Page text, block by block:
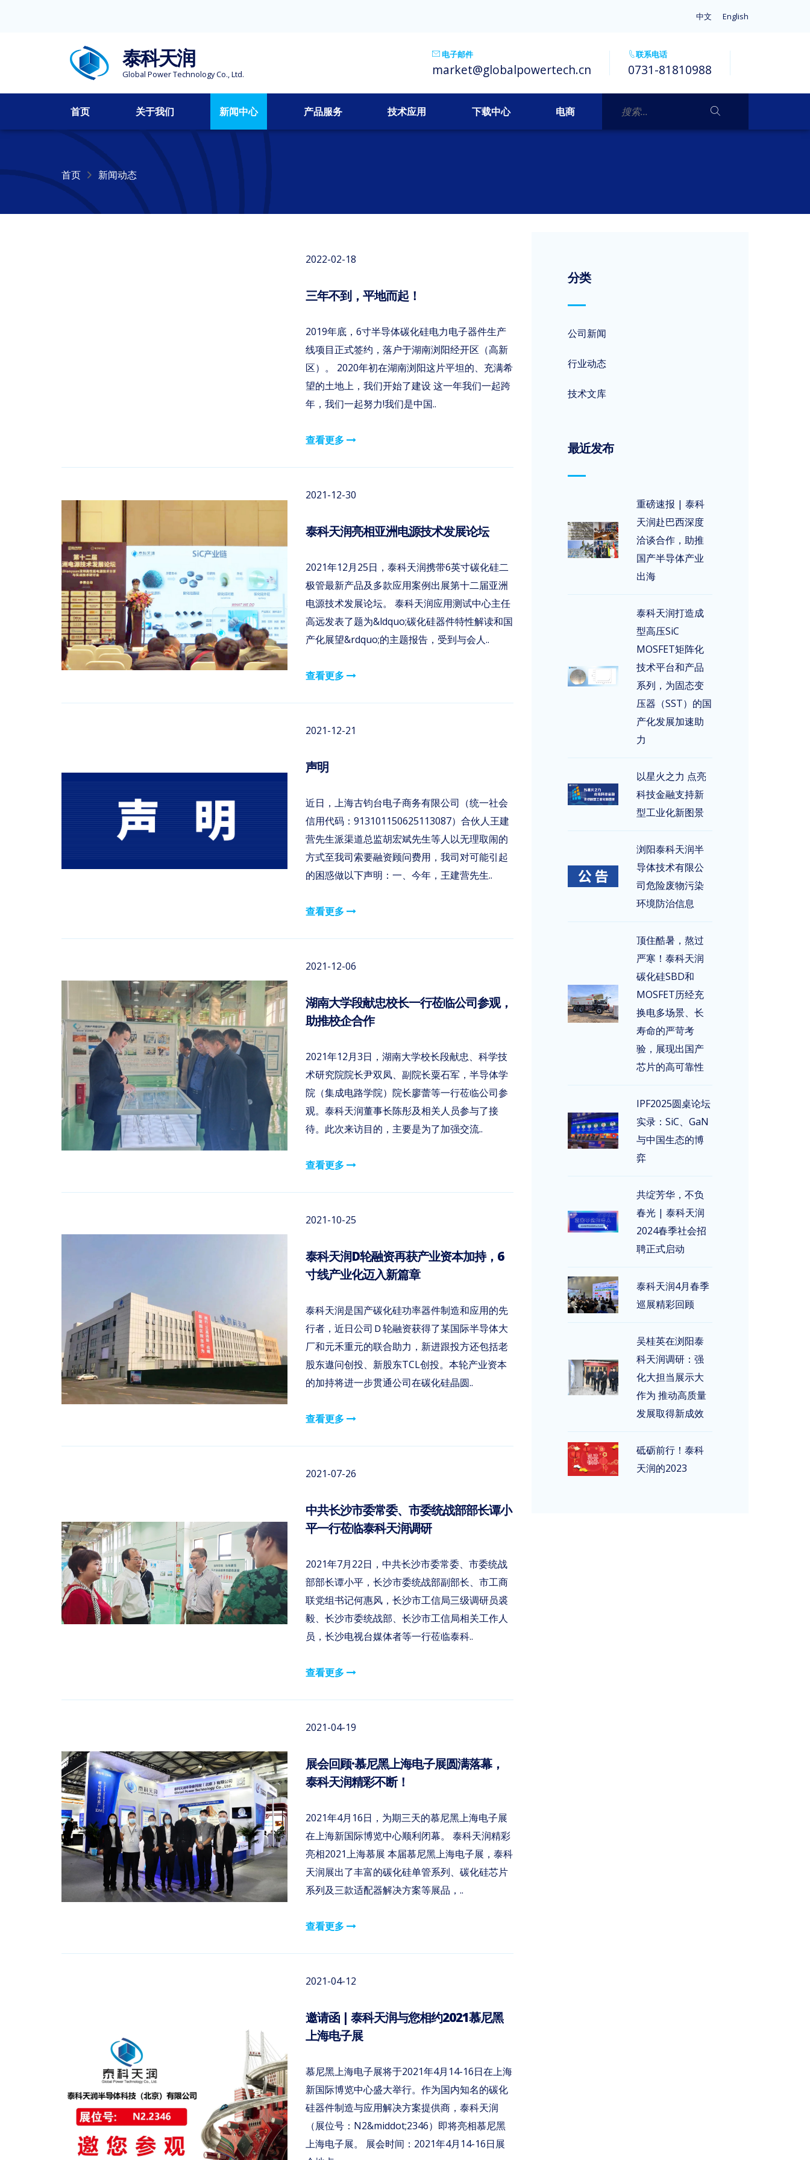
中文 English
泰科天润
Global Power Technology Co., Ltd.
电子邮件
market@globalpowertech.cn
联系电话
0731-81810988
首页 关于我们 新闻中心 产品服务 技术应用 下载中心 电商
首页 新闻动态
2022-02-18
三年不到，平地而起！
2019年底，6寸半导体碳化硅电力电子器件生产
线项目正式签约，落户于湖南浏阳经开区（高新
区）。 2020年初在湖南浏阳这片平坦的、充满希
望的土地上，我们开始了建设 这一年我们一起跨
年，我们一起努力!我们是中国..
查看更多
2021-12-30
泰科天润亮相亚洲电源技术发展论坛
2021年12月25日，泰科天润携带6英寸碳化硅二
极管最新产品及多款应用案例出展第十二届亚洲
电源技术发展论坛。 泰科天润应用测试中心主任
高远发表了题为&ldquo;碳化硅器件特性解读和国
产化展望&rdquo;的主题报告，受到与会人..
查看更多
2021-12-21
声明
近日，上海古钧台电子商务有限公司（统一社会
信用代码：913101150625113087）合伙人王建
营先生派渠道总监胡宏斌先生等人以无理取闹的
方式至我司索要融资顾问费用，我司对可能引起
的困惑做以下声明：一、今年，王建营先生..
查看更多
2021-12-06
湖南大学段献忠校长一行莅临公司参观，
助推校企合作
2021年12月3日，湖南大学校长段献忠、科学技
术研究院院长尹双凤、副院长粟石军，半导体学
院（集成电路学院）院长廖蕾等一行莅临公司参
观。泰科天润董事长陈彤及相关人员参与了接
待。此次来访目的，主要是为了加强交流..
查看更多
2021-10-25
泰科天润D轮融资再获产业资本加持，6
寸线产业化迈入新篇章
泰科天润是国产碳化硅功率器件制造和应用的先
行者，近日公司Ｄ轮融资获得了某国际半导体大
厂和元禾重元的联合助力，新进跟投方还包括老
股东遨问创投、新股东TCL创投。本轮产业资本
的加持将进一步贯通公司在碳化硅晶圆..
查看更多
2021-07-26
中共长沙市委常委、市委统战部部长谭小
平一行莅临泰科天润调研
2021年7月22日，中共长沙市委常委、市委统战
部部长谭小平，长沙市委统战部副部长、市工商
联党组书记何惠风，长沙市工信局三级调研员裘
毅、长沙市委统战部、长沙市工信局相关工作人
员，长沙电视台媒体者等一行莅临泰科..
查看更多
2021-04-19
展会回顾·慕尼黑上海电子展圆满落幕，
泰科天润精彩不断！
2021年4月16日，为期三天的慕尼黑上海电子展
在上海新国际博览中心顺利闭幕。 泰科天润精彩
亮相2021上海慕展 本届慕尼黑上海电子展，泰科
天润展出了丰富的碳化硅单管系列、碳化硅芯片
系列及三款适配器解决方案等展品，..
查看更多
2021-04-12
邀请函 | 泰科天润与您相约2021慕尼黑
上海电子展
慕尼黑上海电子展将于2021年4月14-16日在上海
新国际博览中心盛大举行。作为国内知名的碳化
硅器件制造与应用解决方案提供商，泰科天润
（展位号：N2&middot;2346）即将亮相慕尼黑
上海电子展。 展会时间：2021年4月14-16日展
分类
公司新闻
行业动态
技术文库
最近发布
重磅速报 | 泰科
天润赴巴西深度
洽谈合作，助推
国产半导体产业
出海
泰科天润打造成
型高压SiC
MOSFET矩阵化
技术平台和产品
系列，为固态变
压器（SST）的国
产化发展加速助
力
以星火之力 点亮
科技金融支持新
型工业化新图景
浏阳泰科天润半
导体技术有限公
司危险废物污染
环境防治信息
顶住酷暑，熬过
严寒！泰科天润
碳化硅SBD和
MOSFET历经充
换电多场景、长
寿命的严苛考
验，展现出国产
芯片的高可靠性
IPF2025圆桌论坛
实录：SiC、GaN
与中国生态的博
弈
共绽芳华，不负
春光 | 泰科天润
2024春季社会招
聘正式启动
泰科天润4月春季
巡展精彩回顾
吴桂英在浏阳泰
科天润调研：强
化大担当展示大
作为 推动高质量
发展取得新成效
砥砺前行！泰科
天润的2023